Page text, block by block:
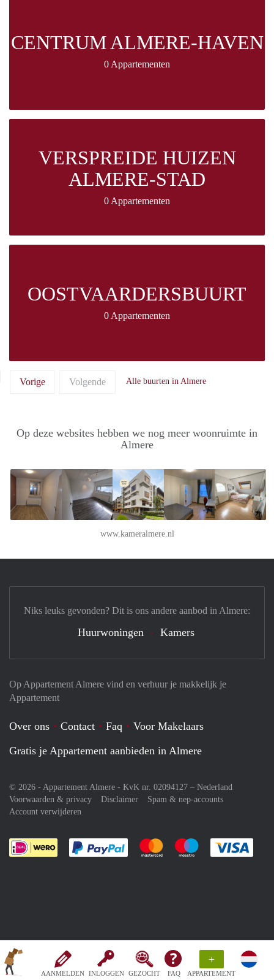
AANMELDEN INLOGGEN GEZOCHT FAQ
+
APPARTEMENT
CENTRUM ALMERE-HAVEN
0 Appartementen
VERSPREIDE HUIZEN
ALMERE-STAD
0 Appartementen
OOSTVAARDERSBUURT
0 Appartementen
Vorige Volgende Alle buurten in Almere
Op deze websites hebben we nog meer woonruimte in
Almere
www.kameralmere.nl
Op Appartement Almere vind en verhuur je makkelijk je
Appartement
Over ons Contact Faq
Voor Makelaars
Gratis je Appartement aanbieden in Almere
© 2026 - Appartement Almere - KvK nr. 02094127 – Nederland
Voorwaarden & privacy
Disclaimer
Spam & nep-accounts
Account verwijderen
Je rekent gemakkelijk af met Paypal
Je rekent gemakkelijk af met
Je rekent
Niks leuks gevonden? Dit is ons andere aanbod in Almere:
Huurwoningen Kamers